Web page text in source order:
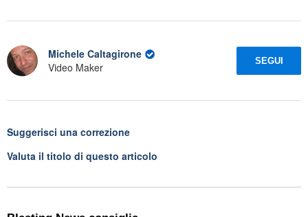
Michele Caltagirone
Video Maker
SEGUI
Suggerisci una correzione
Valuta il titolo di questo articolo